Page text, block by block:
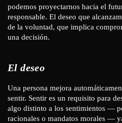
podemos proyectarnos hacia el
responsable. El deseo que
de la voluntad, que implica
una decisión.
El deseo
Una persona mejora
sentir. Sentir es un requisito para
algo distinto a los sentimientos —
racionales o mandatos morales —